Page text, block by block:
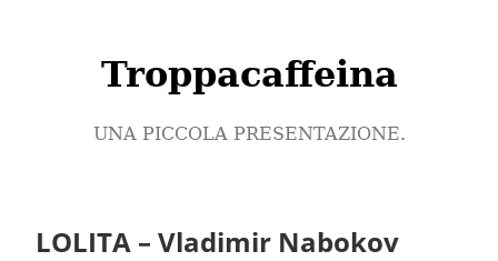
Troppacaffeina
UNA PICCOLA PRESENTAZIONE.
LOLITA – Vladimir Nabokov